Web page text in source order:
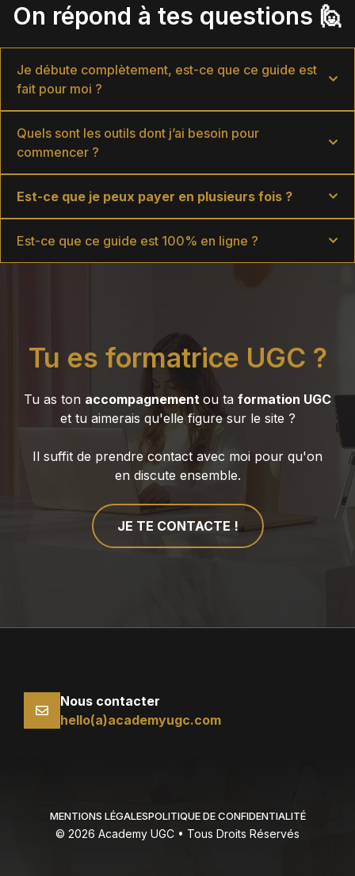
On répond à tes questions 🙋
Je débute complètement, est-ce que ce guide est
fait pour moi ?
Quels sont les outils dont j’ai besoin pour
commencer ?
Est-ce que je peux payer en plusieurs fois ?
Est-ce que ce guide est 100% en ligne ?
Tu es formatrice UGC ?
Tu as ton accompagnement ou ta formation UGC
et tu aimerais qu'elle figure sur le site ?
Il suffit de prendre contact avec moi pour qu'on
en discute ensemble.
JE TE CONTACTE !
Nous contacter
hello(a)academyugc.com
MENTIONS LÉGALESPOLITIQUE DE CONFIDENTIALITÉ
© 2026 Academy UGC • Tous Droits Réservés